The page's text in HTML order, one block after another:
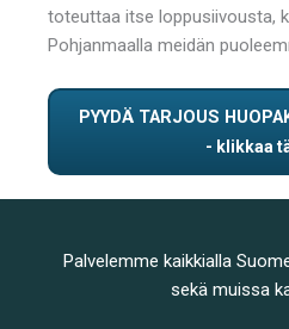
toteuttaa itse loppusiivousta,
Pohjanmaalla meidän
PYYDÄ TARJOUS
Palvelemme kaikkialla
sekä muissa